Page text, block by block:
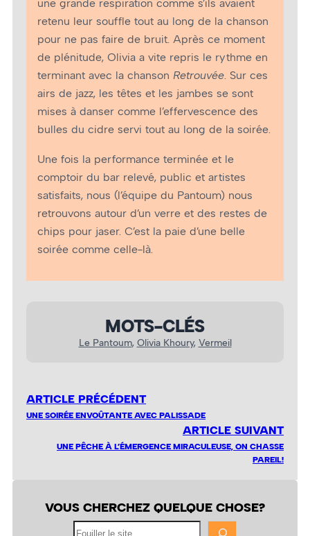
une grande respiration comme s’ils avaient
retenu leur souffle tout au long de la chanson
pour ne pas faire de bruit. Après ce moment
de plénitude, Olivia a vite repris le rythme en
terminant avec la chansonRetrouvée. Sur ces
airs de jazz, les têtes et les jambes se sont
mises à danser comme l’effervescence des
bulles du cidre servi tout au long de la soirée.
Une fois la performance terminée et le
comptoir du bar relevé, public et artistes
satisfaits, nous (l’équipe du Pantoum) nous
retrouvons autour d’un verre et des restes de
chips pour jaser. C’est la paie d’une belle
soirée comme celle-là.
MOTS-CLÉS
Le Pantoum, Olivia Khoury, Vermeil
ARTICLE PRÉCÉDENT
UNE SOIRÉE ENVOÛTANTE AVEC PALISSADE
ARTICLE SUIVANT
UNE PÊCHE À L’ÉMERGENCE MIRACULEUSE, ON CHASSE
PAREIL!
VOUS CHERCHEZ QUELQUE CHOSE?